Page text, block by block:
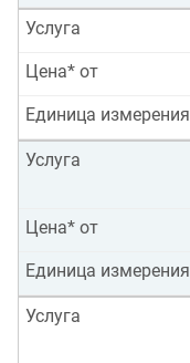
Услуга
Цена* от
Единица измерения
Услуга
Цена* от
Единица измерения
Услуга